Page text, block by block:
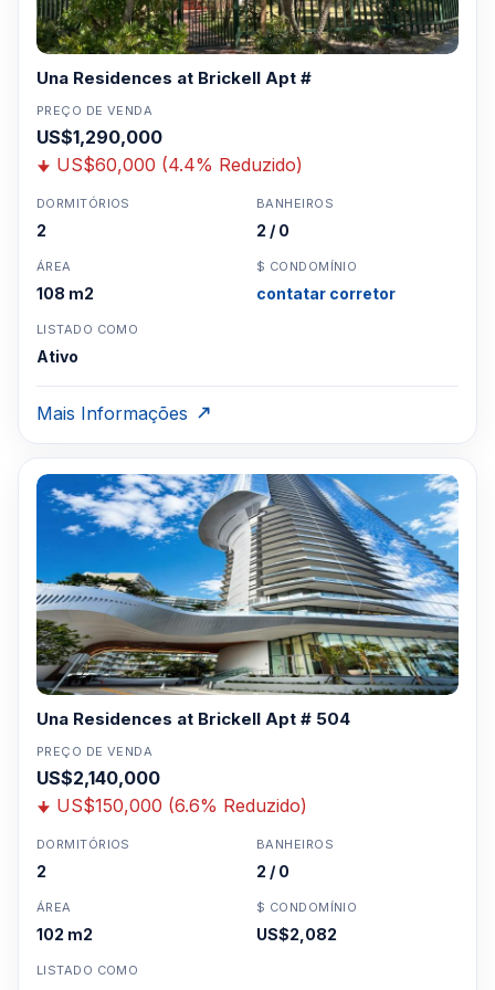
Para Vendas ligar no telefone no Brasil SP 11-
3957-0613
Una Residences at Brickell Apt #
PREÇO DE VENDA
US$1,290,000
US$60,000 (4.4% Reduzido)
DORMITÓRIOS
2
BANHEIROS
2 / 0
ÁREA
108 m2
$ CONDOMÍNIO
contatar corretor
LISTADO COMO
Ativo
Mais Informações
Una Residences at Brickell Apt # 504
PREÇO DE VENDA
US$2,140,000
US$150,000 (6.6% Reduzido)
DORMITÓRIOS
2
BANHEIROS
2 / 0
ÁREA
102 m2
$ CONDOMÍNIO
US$2,082
LISTADO COMO